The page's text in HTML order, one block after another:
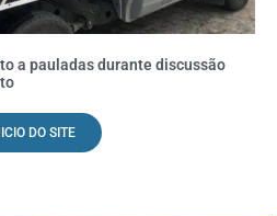
a pauladas durante discussão
DO SITE